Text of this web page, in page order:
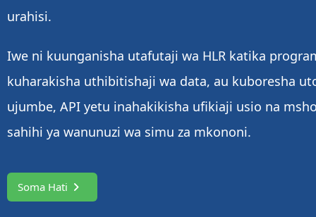
urahisi.
Iwe ni kuunganisha utafutaji wa HLR katika
kuharakisha uthibitishaji wa data, au kuboresha
ujumbe, API yetu inahakikisha ufikiaji usio na
sahihi ya wanunuzi wa simu za mkononi.
Soma Hati